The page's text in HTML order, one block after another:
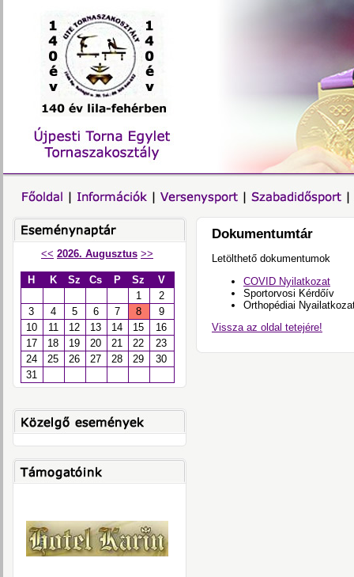
<< 2026. Augusztus >>
H K Sz Cs P Sz
V
1
2
3
4 5 6 7 8
9
10
11 12 13 14 15
16
17
18 19 20 21 22
23
24
25 26 27 28 29
30
31
Dokumentumtár
Letölthető dokumentumok
COVID Nyilatkozat
Sportorvosi Kérdőív
Orthopédiai
Vissza az oldal tetejére!